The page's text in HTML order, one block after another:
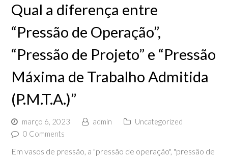
Qual a diferença entre
“Pressão de Operação”,
“Pressão de Projeto” e “Pressão
Máxima de Trabalho Admitida
(P.M.T.A.)”
março 6, 2023 admin
Uncategorized
0 Comments
Em vasos de pressão, a "pressão de operação", "pressão de